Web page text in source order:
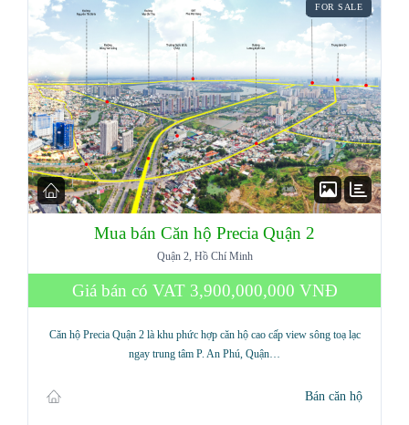
FOR SALE
Mua bán Căn hộ Precia Quận 2
Quận 2, Hồ Chí Minh
Giá bán có VAT 3,900,000,000 VNĐ
Căn hộ Precia Quận 2 là khu phức hợp căn hộ cao cấp view sông toạ lạc
ngay trung tâm P. An Phú, Quận…
Bán căn hộ